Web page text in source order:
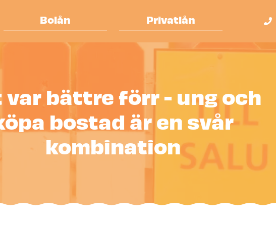
Bolån Privatlån
var bättre förr - ung och
bostad är en svår
kombination